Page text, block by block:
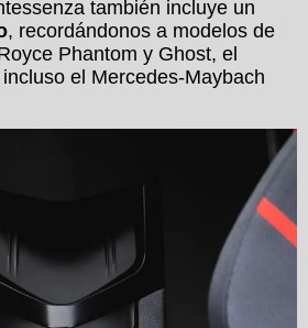
también incluye un
, recordándonos a modelos de
Phantom y Ghost, el
el Mercedes-Maybach